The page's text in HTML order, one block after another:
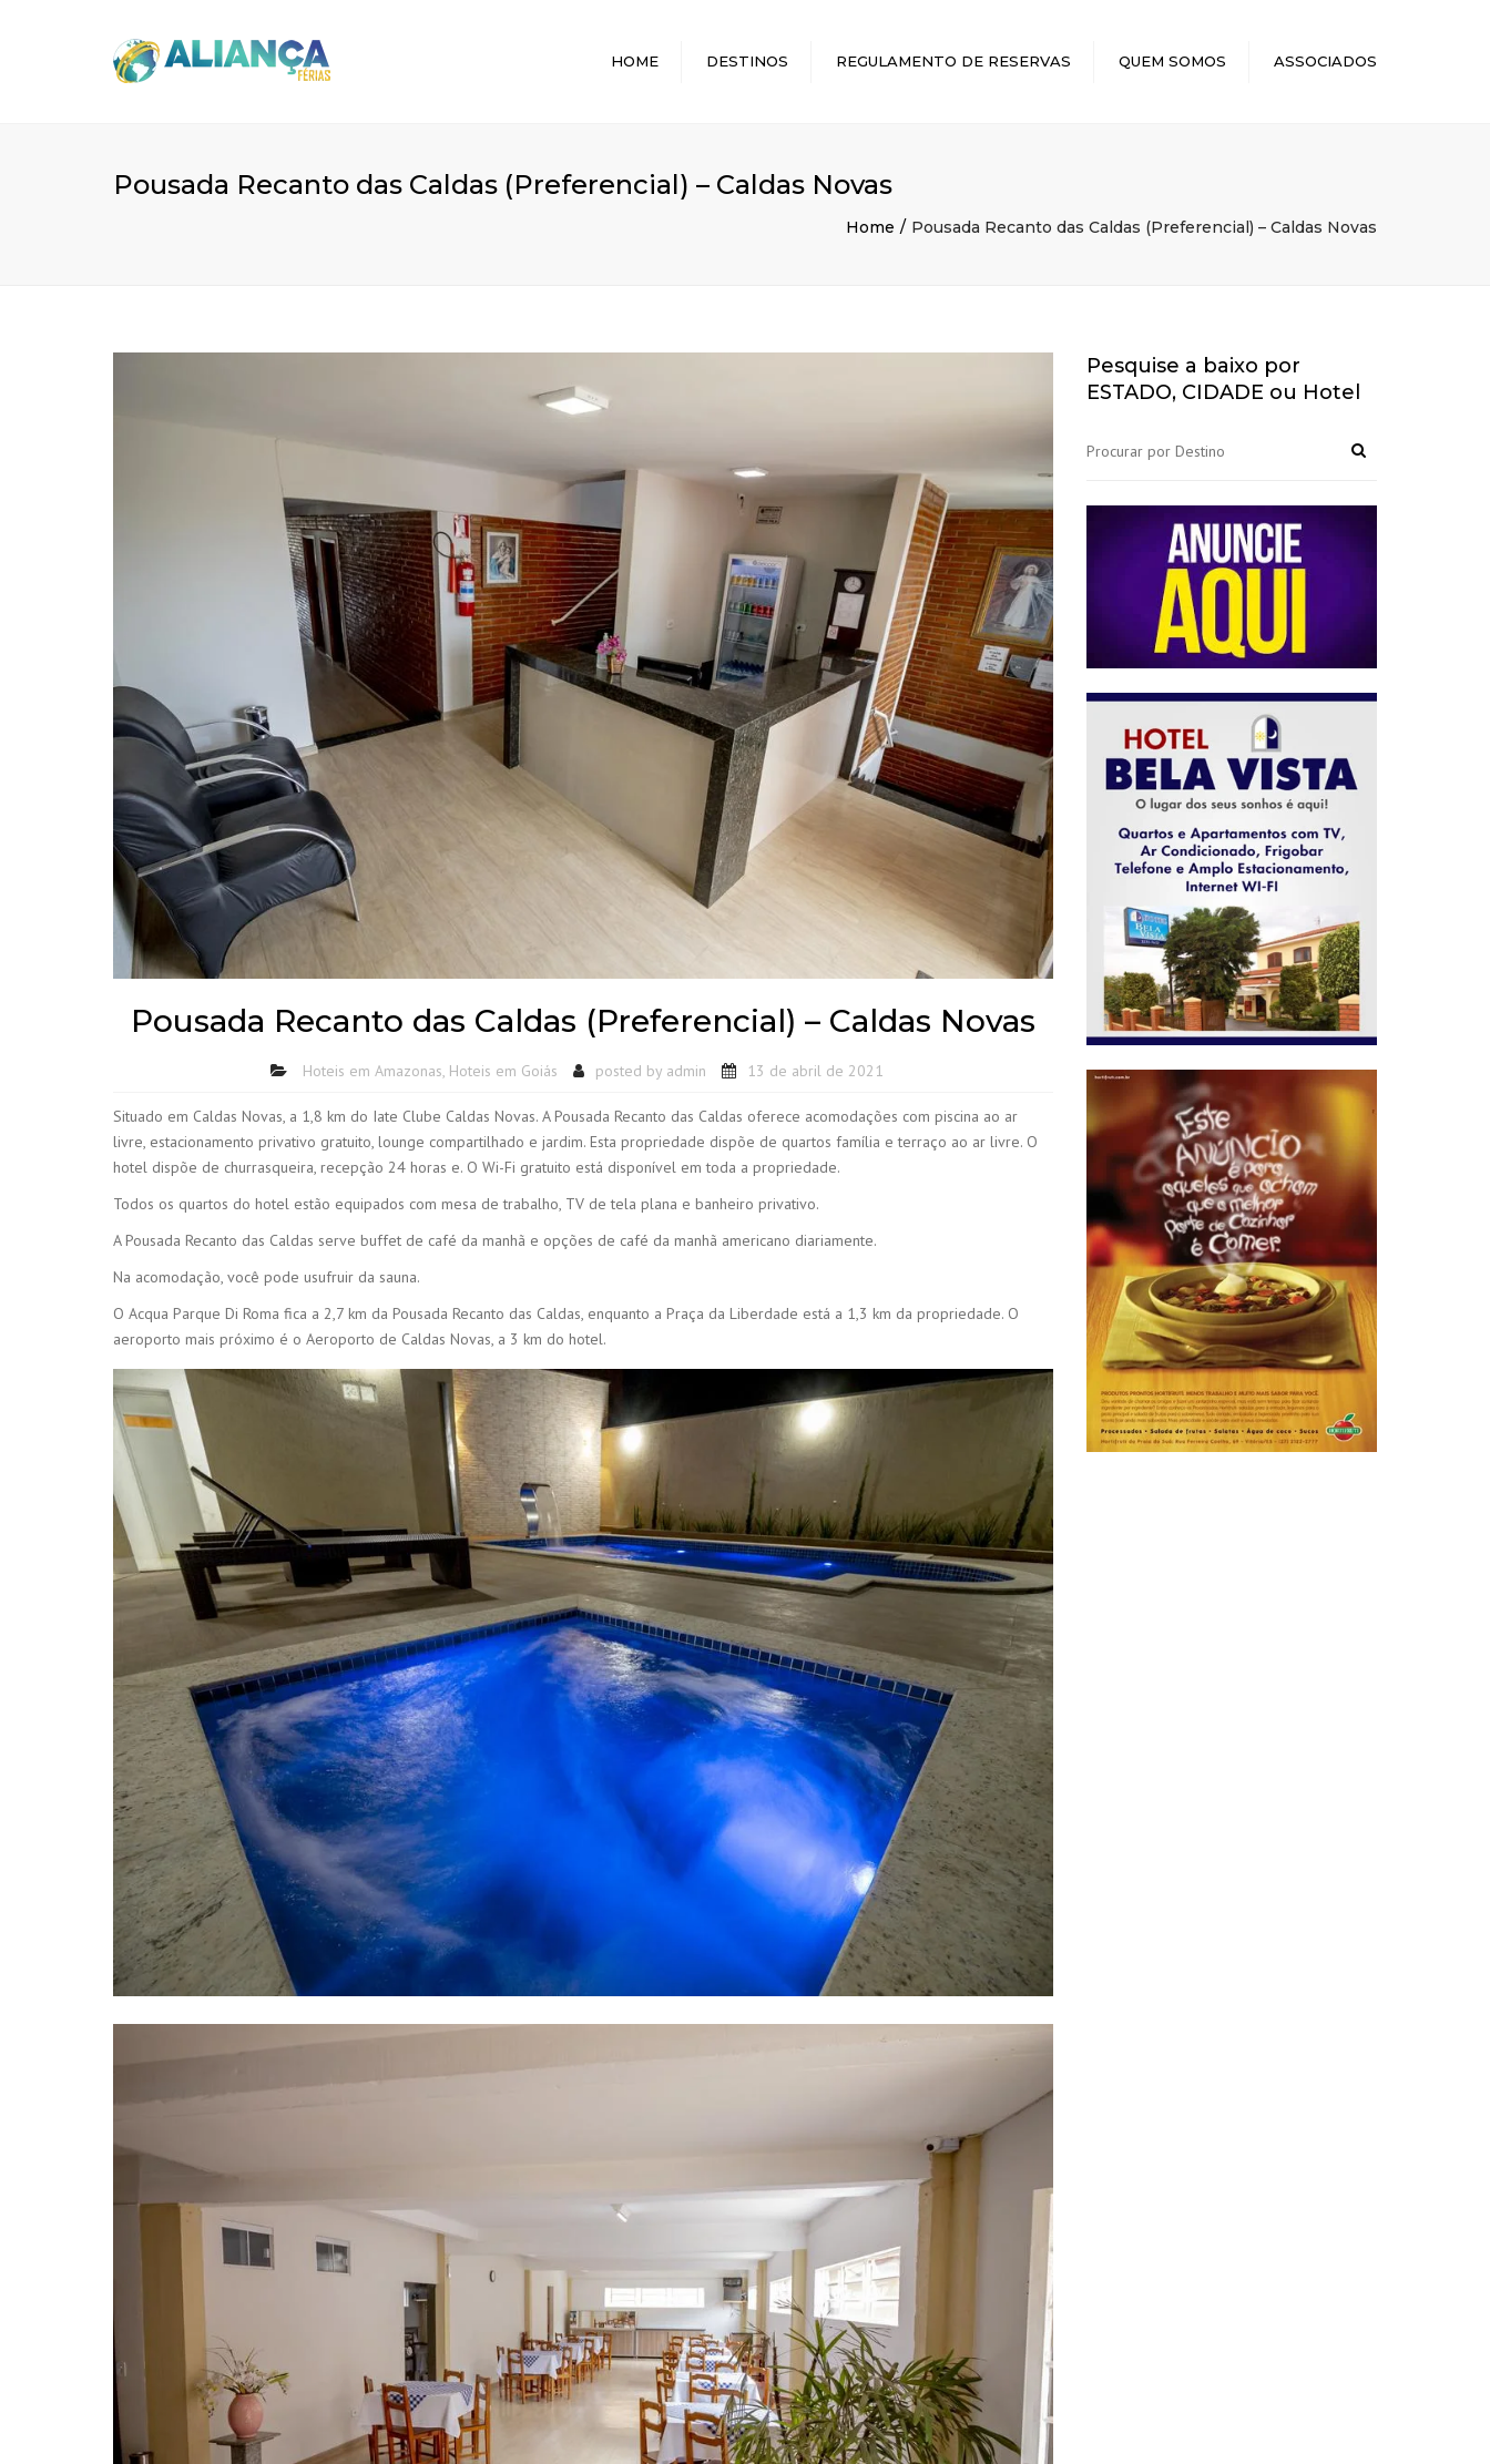
HOME DESTINOS REGULAMENTO DE RESERVAS QUEM SOMOS ASSOCIADOS
Pousada Recanto das Caldas (Preferencial) – Caldas Novas
Home Pousada Recanto das Caldas (Preferencial) – Caldas Novas
Pousada Recanto das Caldas (Preferencial) – Caldas Novas
Hoteis em Amazonas, Hoteis em Goiás posted by admin 13 de abril de 2021
Situado em Caldas Novas, a 1,8 km do Iate Clube Caldas Novas. A Pousada Recanto das Caldas oferece acomodações com piscina ao ar
livre, estacionamento privativo gratuito, lounge compartilhado e jardim. Esta propriedade dispõe de quartos família e terraço ao ar livre. O
hotel dispõe de churrasqueira, recepção 24 horas e. O Wi-Fi gratuito está disponível em toda a propriedade.
Todos os quartos do hotel estão equipados com mesa de trabalho, TV de tela plana e banheiro privativo.
A Pousada Recanto das Caldas serve buffet de café da manhã e opções de café da manhã americano diariamente.
Na acomodação, você pode usufruir da sauna.
O Acqua Parque Di Roma fica a 2,7 km da Pousada Recanto das Caldas, enquanto a Praça da Liberdade está a 1,3 km da propriedade. O
aeroporto mais próximo é o Aeroporto de Caldas Novas, a 3 km do hotel.
Pesquise a baixo por
ESTADO, CIDADE ou Hotel